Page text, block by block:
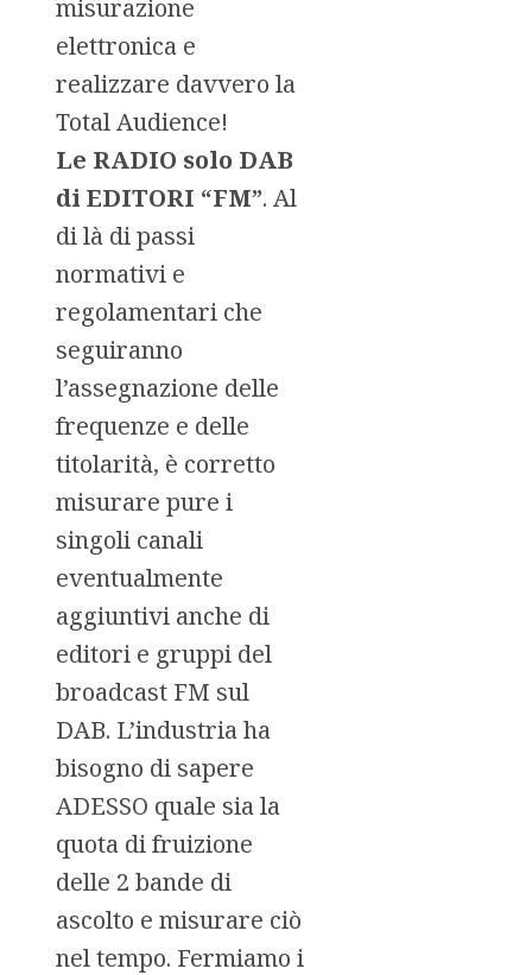
misurazione
elettronica e
realizzare davvero la
Total Audience!
Le RADIO solo DAB
di EDITORI “FM”. Al
di là di passi
normativi e
regolamentari che
seguiranno
l’assegnazione delle
frequenze e delle
titolarità, è corretto
misurare pure i
singoli canali
eventualmente
aggiuntivi anche di
editori e gruppi del
broadcast FM sul
DAB. L’industria ha
bisogno di sapere
ADESSO quale sia la
quota di fruizione
delle 2 bande di
ascolto e misurare ciò
nel tempo. Fermiamo i